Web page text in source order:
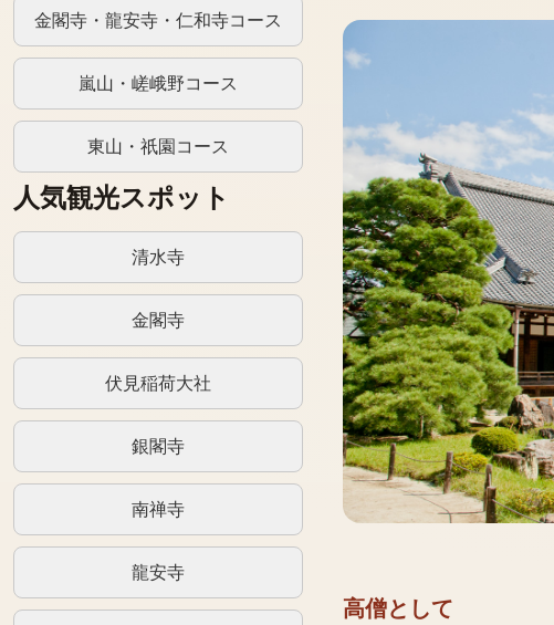
金閣寺・龍安寺・仁和寺コース
嵐山・嵯峨野コース
東山・祇園コース
人気観光スポット
清水寺
金閣寺
伏見稲荷大社
銀閣寺
南禅寺
龍安寺
高僧として